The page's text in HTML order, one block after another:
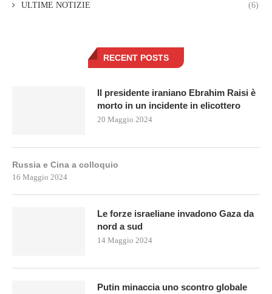
ULTIME NOTIZIE (6)
RECENT POSTS
Il presidente iraniano Ebrahim Raisi è
morto in un incidente in elicottero
20 Maggio 2024
Russia e Cina a colloquio
16 Maggio 2024
Le forze israeliane invadono Gaza da
nord a sud
14 Maggio 2024
Putin minaccia uno scontro globale